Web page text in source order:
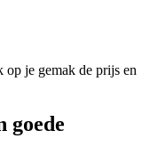
je gemak de prijs en
goede